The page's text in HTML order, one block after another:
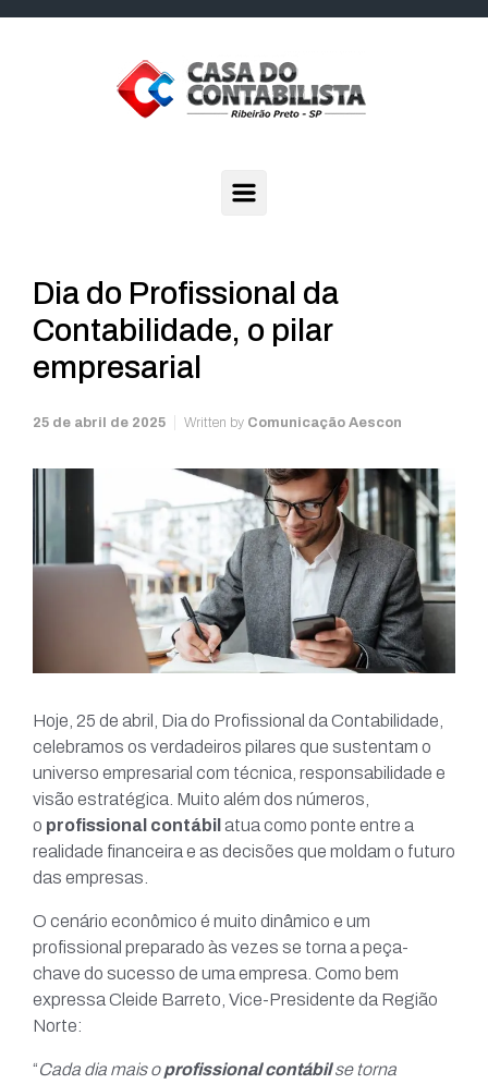
Dia do Profissional da
Contabilidade, o pilar
empresarial
25 de abril de 2025 Written by Comunicação Aescon
Hoje, 25 de abril, Dia do Profissional da Contabilidade,
celebramos os verdadeiros pilares que sustentam o
universo empresarial com técnica, responsabilidade e
visão estratégica. Muito além dos números,
o profissional contábil atua como ponte entre a
realidade financeira e as decisões que moldam o futuro
das empresas.
O cenário econômico é muito dinâmico e um
profissional preparado às vezes se torna a peça-
chave do sucesso de uma empresa. Como bem
expressa Cleide Barreto, Vice-Presidente da Região
Norte:
“Cada dia mais oprofissional contábilse torna